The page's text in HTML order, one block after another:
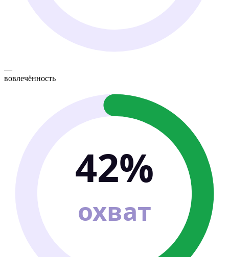
—
вовлечённость
42%
охват